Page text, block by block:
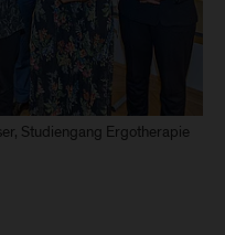
Studiengang Ergotherapie